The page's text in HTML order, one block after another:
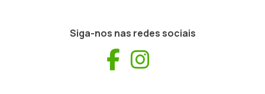
Siga-nos nas redes sociais
Facebook